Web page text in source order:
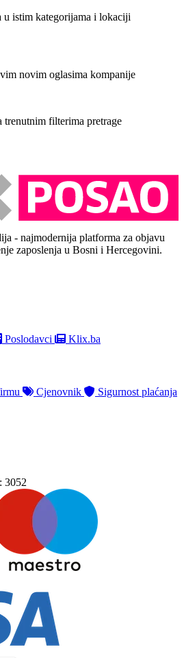
u istim kategorijama i lokaciji
novim oglasima kompanije
trenutnim filterima pretrage
- najmodernija platforma za objavu
zaposlenja u Bosni i Hercegovini.
Poslodavci Klix.ba
Cjenovnik Sigurnost plaćanja
3052